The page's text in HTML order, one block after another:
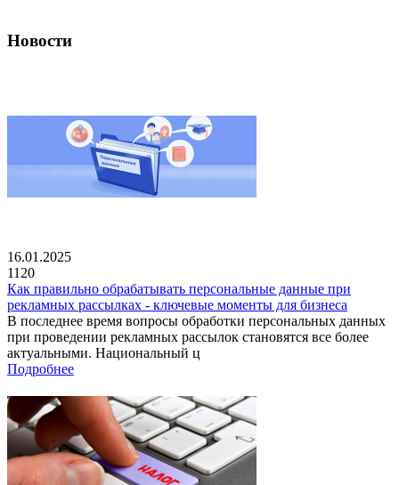
Новости
16.01.2025
1120
Как правильно обрабатывать персональные данные при
рекламных рассылках - ключевые моменты для бизнеса
В последнее время вопросы обработки персональных данных
при проведении рекламных рассылок становятся все более
актуальными. Национальный ц
Подробнее